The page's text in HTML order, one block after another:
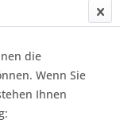
die
Wenn Sie
Ihnen